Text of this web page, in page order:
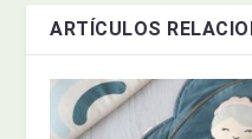
ARTÍCULOS